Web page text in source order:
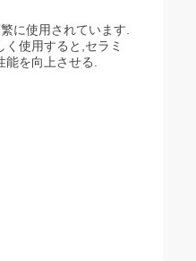
に使用されています.
使用すると,セラミ
を向上させる.